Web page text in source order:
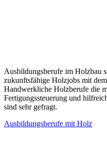
Ausbildungsberufe im Holzbau
zukunftsfähige Holzjobs mit
Handwerkliche Holzberufe die
Fertigungssteuerung und
sind sehr gefragt.
Ausbildungsberufe mit Holz